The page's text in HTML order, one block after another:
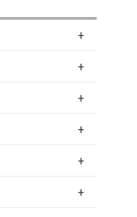
+
+
+
+
+
+